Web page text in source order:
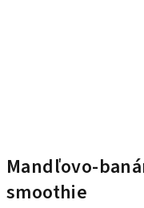
Mandľovo-
smoothie